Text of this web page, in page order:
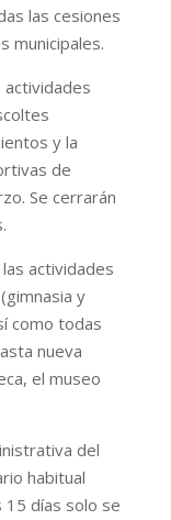
las cesiones
municipales.
actividades
y la
de
Se cerrarán
actividades
y
como todas
nueva
el museo
del
habitual
15 días solo se